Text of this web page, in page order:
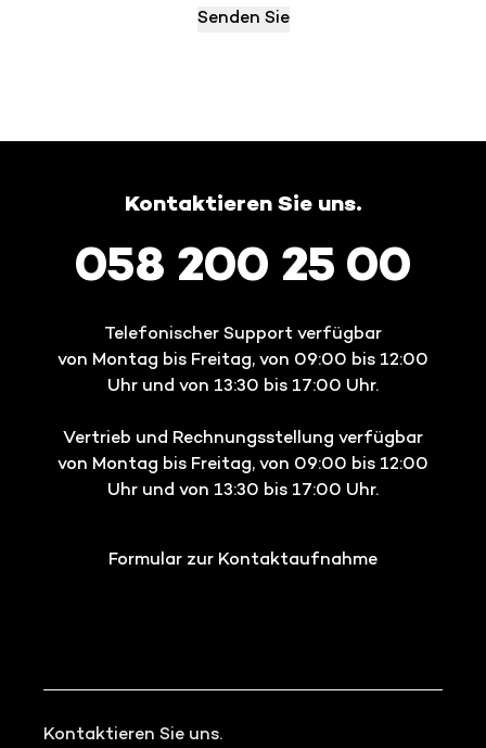
Kontaktieren Sie uns.
058 200 25 00
Telefonischer Support verfügbar
von Montag bis Freitag, von 09:00 bis 12:00
Uhr und von 13:30 bis 17:00 Uhr.
Vertrieb und Rechnungsstellung verfügbar
von Montag bis Freitag, von 09:00 bis 12:00
Uhr und von 13:30 bis 17:00 Uhr.
Formular zur Kontaktaufnahme
Kontaktieren Sie uns.